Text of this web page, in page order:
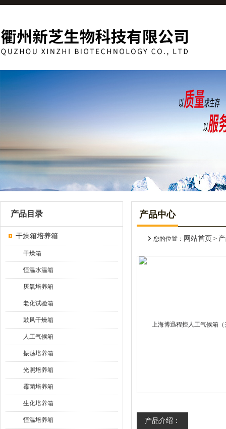
产品目录
干燥箱培养箱
干燥箱
恒温水温箱
厌氧培养箱
老化试验箱
鼓风干燥箱
人工气候箱
振荡培养箱
光照培养箱
霉菌培养箱
生化培养箱
恒温培养箱
产品中心
您的位置： 网站首页 >
产品介绍：